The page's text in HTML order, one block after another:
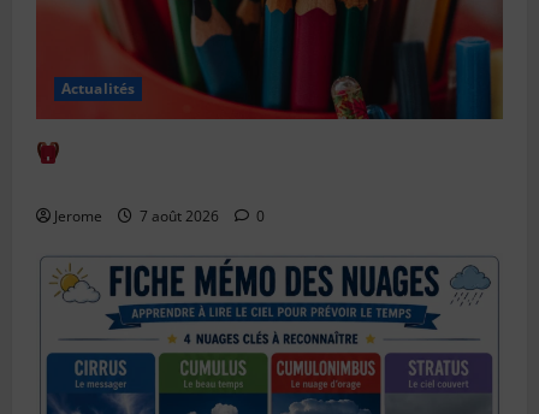
Actualités
Jerome 7 août 2026 0